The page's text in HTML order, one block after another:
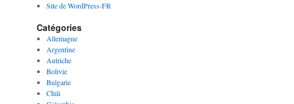
Site de WordPress-FR
Catégories
Allemagne
Argentine
Autriche
Bolivie
Bulgarie
Chili